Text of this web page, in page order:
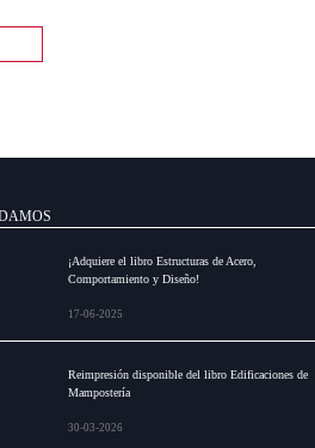
¡Adquiere el libro Estructuras de Acero,
Comportamiento y Diseño!
17-06-2025
Reimpresión disponible del libro Edificaciones de
Mampostería
30-03-2026